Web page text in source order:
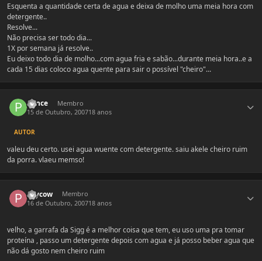
Esquenta a quantidade certa de agua e deixa de molho uma meia hora com
detergente..
Resolve...
Não precisa ser todo dia...
1X por semana já resolve..
Eu deixo todo dia de molho...com agua fria e sabão...durante meia hora..e a
cada 15 dias coloco agua quente para sair o possível "cheiro"...
Ponce
Membro
15 de Outubro, 200718 anos
AUTOR
valeu deu certo. usei agua wuente com detergente. saiu akele cheiro ruim
da porra. vlaeu memso!
Psycow
Membro
16 de Outubro, 200718 anos
velho, a garrafa da Sigg é a melhor coisa que tem, eu uso uma pra tomar
proteína , passo um detergente depois com agua e já posso beber agua que
não dá gosto nem cheiro ruim